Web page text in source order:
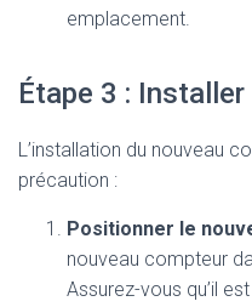
emplacement.
Étape 3 :
L’installation du nouveau
précaution :
Positionner le
nouveau compteur
Assurez-vous qu’il